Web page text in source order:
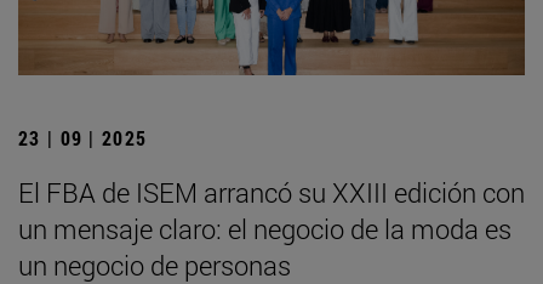
23 | 09 | 2025
El FBA de ISEM arrancó su XXIII edición con
un mensaje claro: el negocio de la moda es
un negocio de personas